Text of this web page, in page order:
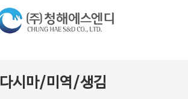
다시마/미역/생김